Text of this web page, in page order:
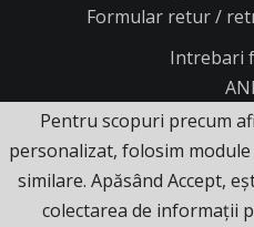
Formular retur /
Intrebari
Pentru scopuri precum
personalizat, folosim
similare. Apăsând Accept,
colectarea de informații